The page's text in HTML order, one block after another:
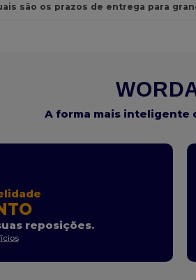
são os prazos de entrega para
A forma mais inteligente
reposições.